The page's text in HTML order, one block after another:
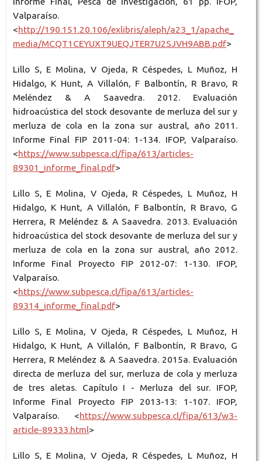
Valparaíso.
<http://190.151.20.106/exlibris/aleph/a23_1/apache_
media/MCQT1CEYUXT9UEQJTER7U2SJVH9ABB.pdf>
Lillo S, E Molina, V Ojeda, R Céspedes, L Muñoz, H
Hidalgo, K Hunt, A Villalón, F Balbontín, R Bravo, R
Meléndez & A Saavedra. 2012. Evaluación
hidroacústica del stock desovante de merluza del sur y
merluza de cola en la zona sur austral, año 2011.
Informe Final FIP 2011-04: 1-134. IFOP, Valparaíso.
<https://www.subpesca.cl/fipa/613/articles-
89301_informe_final.pdf>
Lillo S, E Molina, V Ojeda, R Céspedes, L Muñoz, H
Hidalgo, K Hunt, A Villalón, F Balbontín, R Bravo, G
Herrera, R Meléndez & A Saavedra. 2013. Evaluación
hidroacústica del stock desovante de merluza del sur y
merluza de cola en la zona sur austral, año 2012.
Informe Final Proyecto FIP 2012-07: 1-130. IFOP,
Valparaíso.
<https://www.subpesca.cl/fipa/613/articles-
89314_informe_final.pdf>
Lillo S, E Molina, V Ojeda, R Céspedes, L Muñoz, H
Hidalgo, K Hunt, A Villalón, F Balbontín, R Bravo, G
Herrera, R Meléndez & A Saavedra. 2015a. Evaluación
directa de merluza del sur, merluza de cola y merluza
de tres aletas. Capítulo I - Merluza del sur. IFOP,
Informe Final Proyecto FIP 2013-13: 1-107. IFOP,
Valparaíso. <https://www.subpesca.cl/fipa/613/w3-
article-89333.html>
Lillo S, E Molina, V Ojeda, R Céspedes, L Muñoz, H